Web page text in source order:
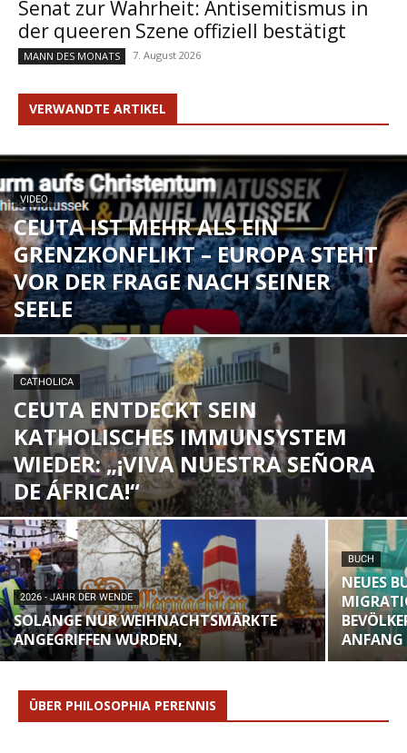
Senat zur Wahrheit: Antisemitismus in
der queeren Szene offiziell bestätigt
MANN DES MONATS 7. August 2026
VERWANDTE ARTIKEL
VIDEO
CEUTA IST MEHR ALS EIN
GRENZKONFLIKT – EUROPA STEHT
VOR DER FRAGE NACH SEINER
SEELE
CATHOLICA
CEUTA ENTDECKT SEIN
KATHOLISCHES IMMUNSYSTEM
WIEDER: „¡VIVA NUESTRA SEÑORA
DE ÁFRICA!“
2026 - JAHR DER WENDE
SOLANGE NUR WEIHNACHTSMÄRKTE
ANGEGRIFFEN WURDEN,
BUCH
NEUES
ÜBER PHILOSOPHIA PERENNIS